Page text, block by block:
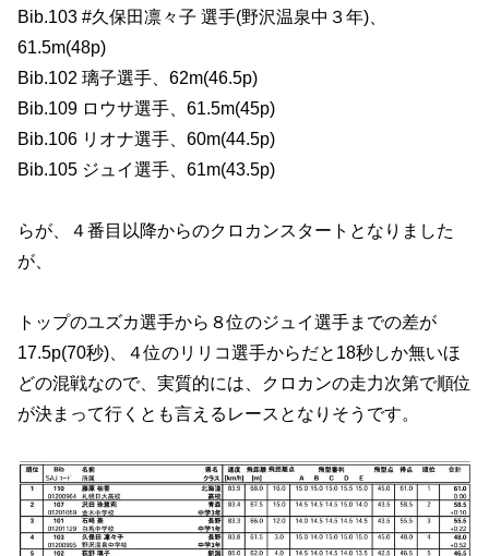
Bib.103 #久保田凛々子 選手(野沢温泉中３年)、
61.5m(48p)
Bib.102 璃子選手、62m(46.5p)
Bib.109 ロウサ選手、61.5m(45p)
Bib.106 リオナ選手、60m(44.5p)
Bib.105 ジュイ選手、61m(43.5p)
らが、４番目以降からのクロカンスタートとなりました
が、
トップのユズカ選手から８位のジュイ選手までの差が
17.5p(70秒)、４位のリリコ選手からだと18秒しか無いほ
どの混戦なので、実質的には、クロカンの走力次第で順位
が決まって行くとも言えるレースとなりそうです。